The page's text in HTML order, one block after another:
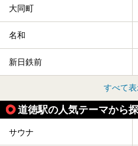
大同町
名和
新日鉄前
すべて
道徳駅の人気テーマから
サウナ